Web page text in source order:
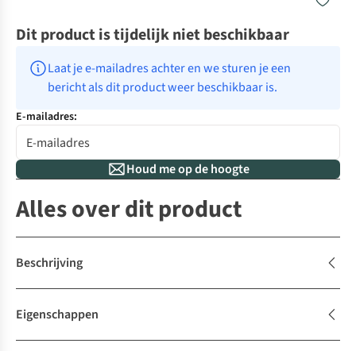
Dit product is tijdelijk niet beschikbaar
Laat je e-mailadres achter en we sturen je een
bericht als dit product weer beschikbaar is.
E-mailadres:
Houd me op de hoogte
Alles over dit product
Beschrijving
Eigenschappen